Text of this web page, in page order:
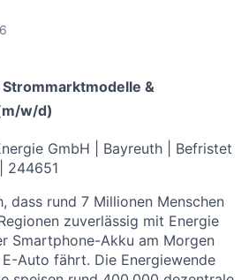
&
w/d)
GmbH | Bayreuth
| Befristet
| 244651
dass rund 7 Millionen Menschen
zuverlässig mit Energie
Smartphone-Akku am Morgen
Auto fährt. Die Energiewende